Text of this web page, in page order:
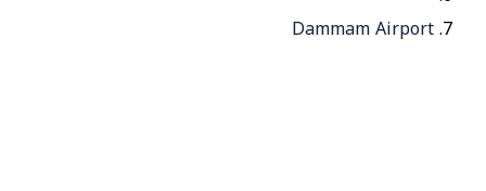
Dammam Airport